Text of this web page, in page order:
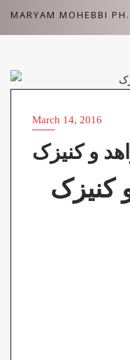
SkipMARYAM MOHEBBI
March 14, 2016
و کنیزک
کنیزک